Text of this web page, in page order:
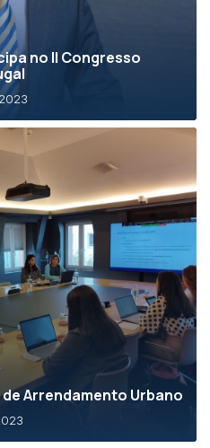
no II Congresso
de Arrendamento Urbano